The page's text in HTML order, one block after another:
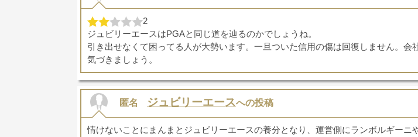
2
ジュビリーエースはPGAと同じ道を辿るのかでしょうね。
引き出せなくて困ってる人が大勢います。一旦ついた信用の傷は回復しません。
気づきましょう。
匿名 ジュビリーエースへの投稿
情けないことにまんまとジュビリーエースの養分となり、運営側にランボルギー